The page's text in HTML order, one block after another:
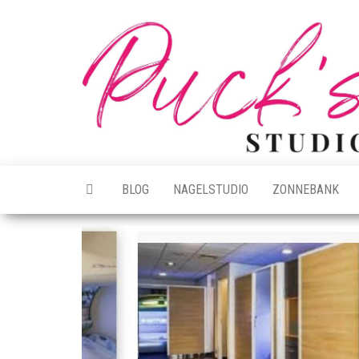
BLOG NAGELSTUDIO ZONNEBANK